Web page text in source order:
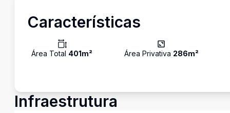
Características
Área Total 401m² Área Privativa 286m²
Infraestrutura